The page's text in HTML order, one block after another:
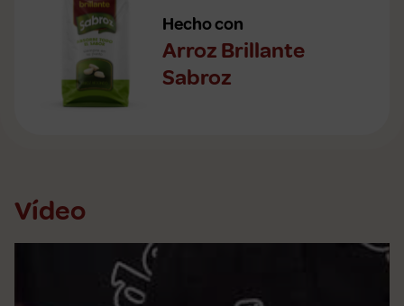
Hecho con
Arroz Brillante
Sabroz
Vídeo